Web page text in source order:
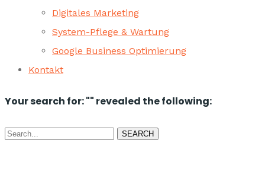
Digitales Marketing
System-Pflege & Wartung
Google Business Optimierung
Kontakt
Your search for: "" revealed the following:
Search SEARCH